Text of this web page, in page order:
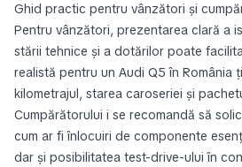
Ghid practic pentru vânzători și
Pentru vânzători, prezentarea clară a
stării tehnice și a dotărilor poate
realistă pentru un Audi Q5 în România
kilometrajul, starea caroseriei și
Cumpărătorului i se recomandă să
cum ar fi înlocuiri de componente
dar și posibilitatea test-drive-ului în